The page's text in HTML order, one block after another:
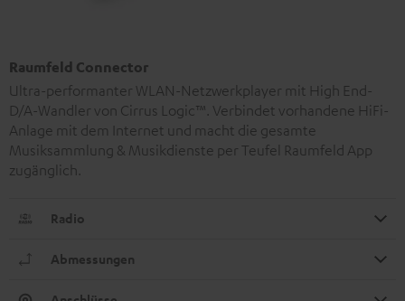
Raumfeld Connector
Ultra-performanter WLAN-Netzwerkplayer mit High End-
D/A-Wandler von Cirrus Logic™. Verbindet vorhandene HiFi-
Anlage mit dem Internet und macht die gesamte
Musiksammlung & Musikdienste per Teufel Raumfeld App
zugänglich.
Radio
Abmessungen